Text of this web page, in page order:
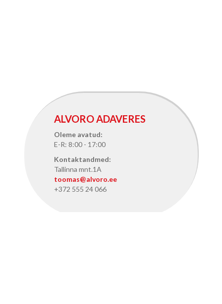
ALVORO ADAVERES
Oleme avatud:
E-R: 8:00 - 17:00
Kontaktandmed:
Tallinna mnt.1A
toomas@alvoro.ee
+372 555 24 066